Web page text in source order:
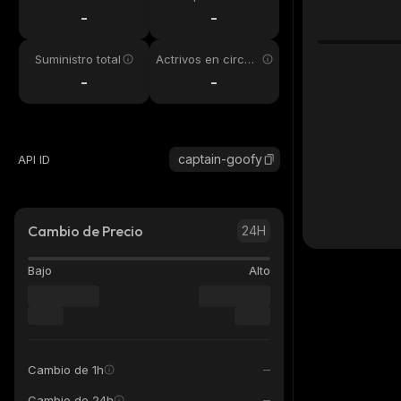
- -
Suministro total
-
Actrivos en circul
-
API ID captain-goofy
Cambio de Precio 24H
Bajo Alto
Cambio de 1h